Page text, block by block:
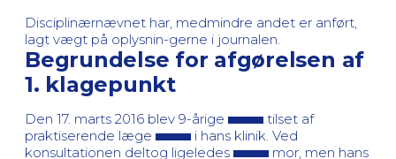
Disciplinærnævnet har, medmindre andet er anført,
lagt vægt på oplysnin-gerne i journalen.
Begrundelse for afgørelsen af
1. klagepunkt
Den 17. marts 2016 blev 9-årige
tilset af
praktiserende læge
i hans klinik. Ved
konsultationen deltog ligeledes
mor, men hans